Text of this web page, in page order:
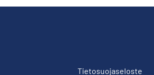
Tietosuojaseloste